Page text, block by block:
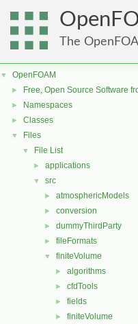
The
▼ OpenFOAM
► Free, Open Source Software
► Namespaces
► Classes
▼ Files
▼ File List
► applications
▼ src
► atmosphericModels
► conversion
► dummyThirdParty
► fileFormats
▼ finiteVolume
► algorithms
► cfdTools
► fields
► finiteVolume